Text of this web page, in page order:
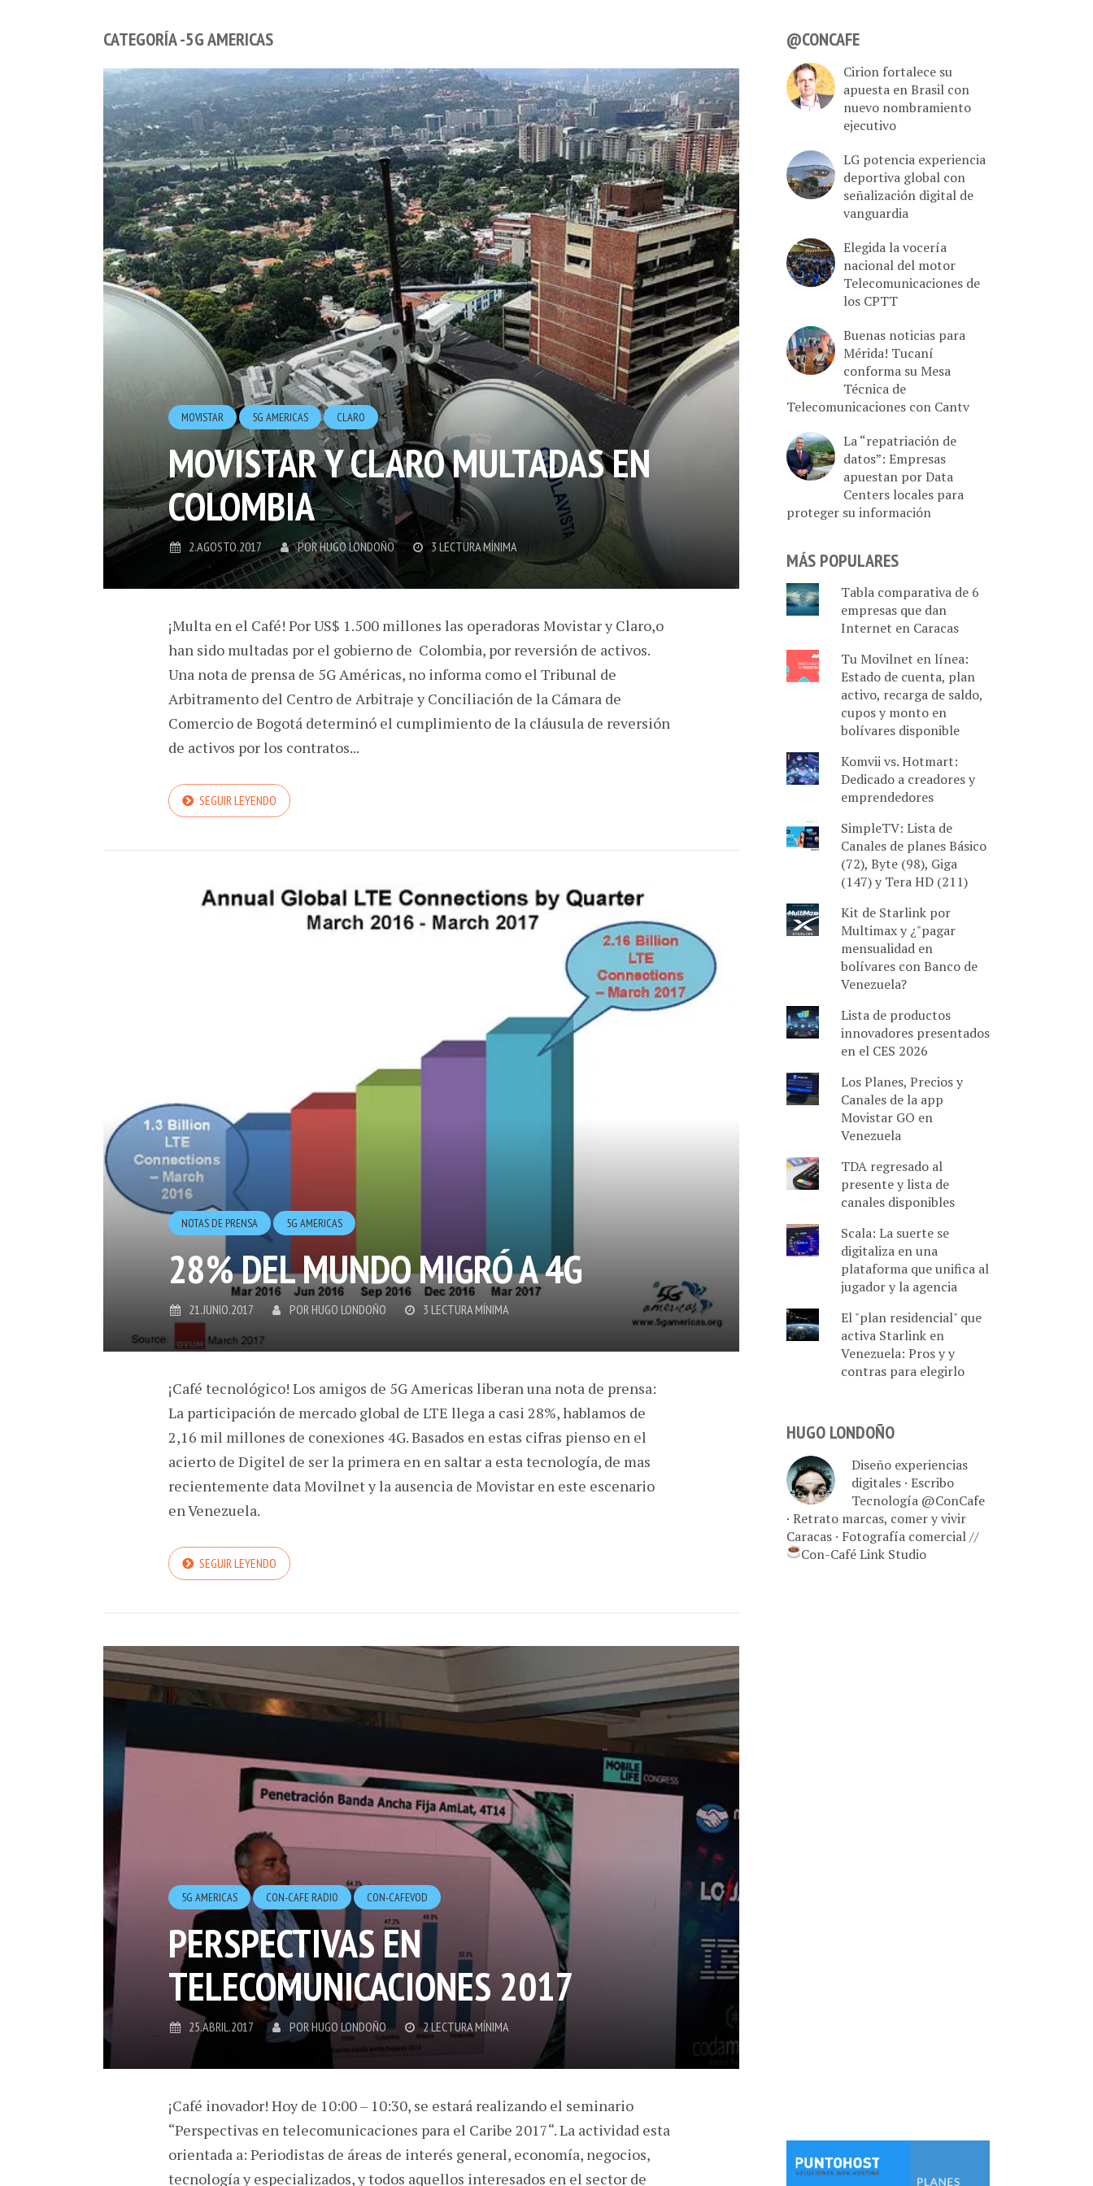
CATEGORÍA -5G AMERICAS
MOVISTAR 5G AMERICAS CLARO
MOVISTAR Y CLARO MULTADAS EN
COLOMBIA
2.AGOSTO.2017 PORHUGO LONDOÑO 3 LECTURA MÍNIMA
¡Multa en el Café! Por US$ 1.500 millones las operadoras Movistar y Claro,o
han sido multadas por el gobierno de Colombia, por reversión de activos.
Una nota de prensa de 5G Américas, no informa como el Tribunal de
Arbitramento del Centro de Arbitraje y Conciliación de la Cámara de
Comercio de Bogotá determinó el cumplimiento de la cláusula de reversión
de activos por los contratos...
SEGUIR LEYENDO
NOTAS DE PRENSA 5G AMERICAS
28% DEL MUNDO MIGRÓ A 4G
21.JUNIO.2017 POR HUGO LONDOÑO 3 LECTURA MÍNIMA
¡Café tecnológico! Los amigos de 5G Americas liberan una nota de prensa:
La participación de mercado global de LTE llega a casi 28%, hablamos de
2,16 mil millones de conexiones 4G. Basados en estas cifras pienso en el
acierto de Digitel de ser la primera en en saltar a esta tecnología, de mas
recientemente data Movilnet y la ausencia de Movistar en este escenario
en Venezuela.
SEGUIR LEYENDO
5G AMERICAS CON-CAFE RADIO CON-CAFEVOD
PERSPECTIVAS EN
TELECOMUNICACIONES 2017
25.ABRIL.2017 PORHUGO LONDOÑO 2 LECTURA MÍNIMA
¡Café inovador! Hoy de 10:00 – 10:30, se estará realizando el seminario
“Perspectivas en telecomunicaciones para el Caribe 2017“. La actividad esta
orientada a: Periodistas de áreas de interés general, economía, negocios,
tecnología y especializados, y todos aquellos interesados en el sector de
@CONCAFE
Cirion fortalece su
apuesta en Brasil con
nuevo nombramiento
ejecutivo
LG potencia experiencia
deportiva global con
señalización digital de
vanguardia
Elegida la vocería
nacional del motor
Telecomunicaciones de
los CPTT
Buenas noticias para
Mérida! Tucaní
conforma su Mesa
Técnica de
Telecomunicaciones con Cantv
La “repatriación de
datos”: Empresas
apuestan por Data
Centers locales para
proteger su información
MÁS POPULARES
Tabla comparativa de 6
empresas que dan
Internet en Caracas
Tu Movilnet en línea:
Estado de cuenta, plan
activo, recarga de saldo,
cupos y monto en
bolívares disponible
Komvii vs. Hotmart:
Dedicado a creadores y
emprendedores
SimpleTV: Lista de
Canales de planes Básico
(72), Byte (98), Giga
(147) y Tera HD (211)
Kit de Starlink por
Multimax y ¿"pagar
mensualidad en
bolívares con Banco de
Venezuela?
Lista de productos
innovadores presentados
en el CES 2026
Los Planes, Precios y
Canales de la app
Movistar GO en
Venezuela
TDA regresado al
presente y lista de
canales disponibles
Scala: La suerte se
digitaliza en una
plataforma que unifica al
jugador y la agencia
El "plan residencial" que
activa Starlink en
Venezuela: Pros y y
contras para elegirlo
HUGO LONDOÑO
Diseño experiencias
digitales · Escribo
Tecnología @ConCafe
· Retrato marcas, comer y vivir
Caracas · Fotografía comercial //
Con-Café Link Studio